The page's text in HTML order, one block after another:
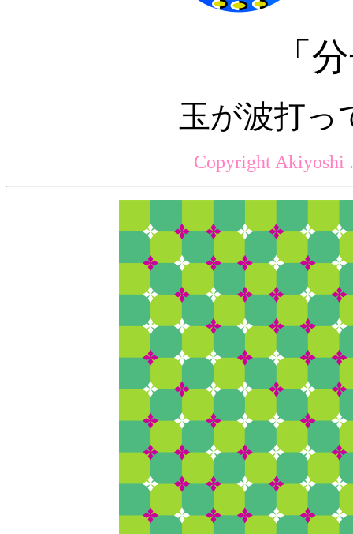
「
玉が波打っ
Copyright Akiyoshi